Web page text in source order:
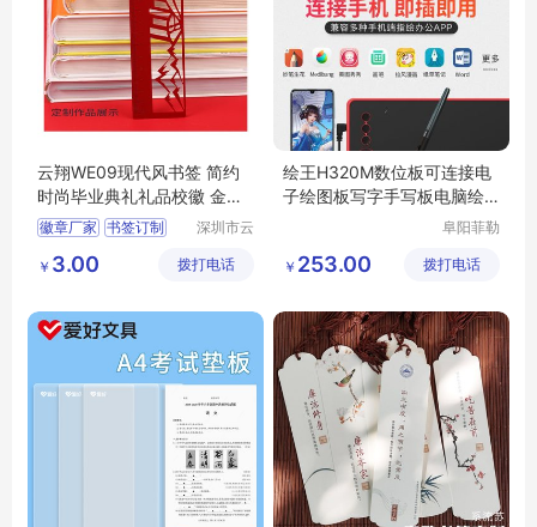
云翔WE09现代风书签 简约
时尚毕业典礼礼品校徽 金属
徽章生产
徽章厂家 书签订制
胸章订制
深圳市云
品有限公
￥ 3.00 拨打电话
绘王H320M数位板可连接电
子绘图板写字手写板电脑绘
阜阳菲勒
公司
￥ 253.00 拨打电话